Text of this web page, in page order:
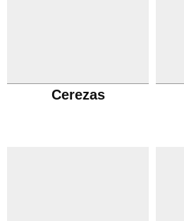
Cerezas